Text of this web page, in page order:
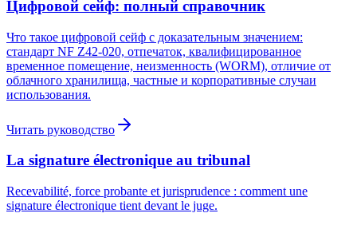
Цифровой сейф: полный справочник
Что такое цифровой сейф с доказательным значением:
стандарт NF Z42-020, отпечаток, квалифицированное
временное помещение, неизменность (WORM), отличие от
облачного хранилища, частные и корпоративные случаи
использования.
Читать руководство
La signature électronique au tribunal
Recevabilité, force probante et jurisprudence : comment une
signature électronique tient devant le juge.